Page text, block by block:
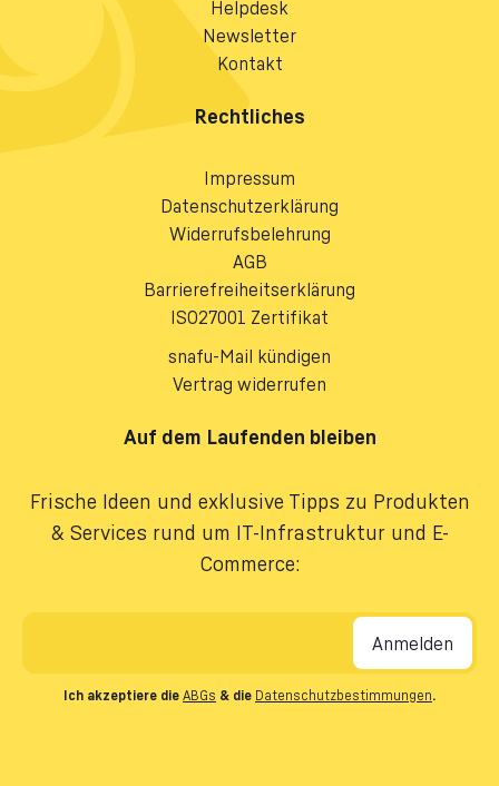
Helpdesk
Newsletter
Kontakt
Rechtliches
Impressum
Datenschutzerklärung
Widerrufsbelehrung
AGB
Barrierefreiheitserklärung
ISO27001 Zertifikat
snafu-Mail kündigen
Vertrag widerrufen
Auf dem Laufenden bleiben
Frische Ideen und exklusive Tipps zu Produkten
& Services rund um IT-Infrastruktur und E-
Commerce:
E-Mail-Adresse
Ich akzeptiere die ABGs & die Datenschutzbestimmungen.